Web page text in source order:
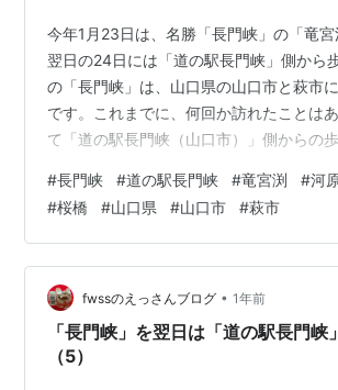
今年1月23日は、名勝「長門峡」の「竜宮
翌日の24日には「道の駅長門峡」側から
の「長門峡」は、山口県の山口市と萩市
です。これまでに、何回か訪れたことは
て「道の駅長門峡（山口市）」側からの
もあり、駐車場まで帰ってくれば、11Ｋｍ
になるからです。 これまで行ったことの
（萩市）」側から、歩いてパチリした写
ど、アップしてきました。歩き始めた「
側）」からは、3.0Km地点の「舟入」で折
た。 現在は、翌日「道の駅長門峡…
#長門峡 #道の駅長門峡 #竜宮渕 #河
#桜橋 #山口県 #山口市 #萩市
fwssのえっさんブログ • 1年前
「長門峡」を翌日は「道の駅長門峡
（5）